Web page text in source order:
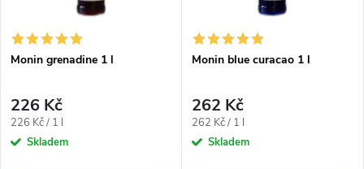
Monin grenadine 1 l
226 Kč
Měrná
cena:
226 Kč / 1 l
Skladem
Monin blue curacao 1 l
262 Kč
Měrná
cena:
262 Kč / 1 l
Skladem